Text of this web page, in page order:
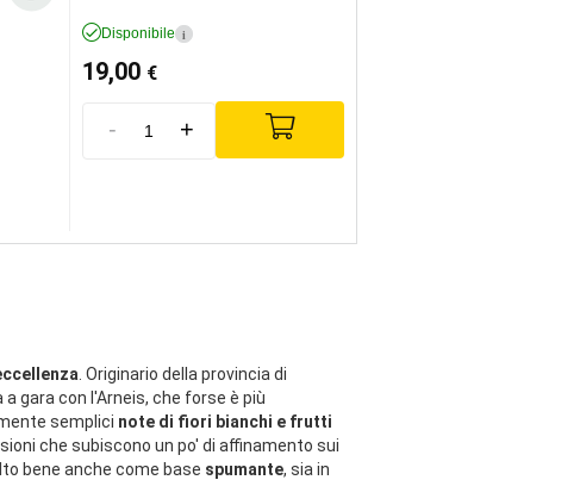
Disponibile i
19,00 €
- +
. Originario della provincia di
gara con l'Arneis, che forse è più
semplici note di fiori bianchi e frutti
che subiscono un po' di affinamento sui
bene anche come base spumante, sia in